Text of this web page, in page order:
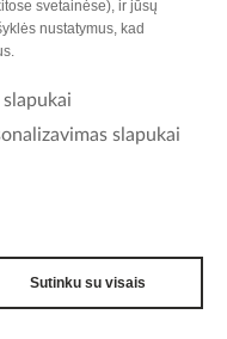
svetainėse), ir jūsų
nustatymus, kad
slapukai
Sutinku su visais